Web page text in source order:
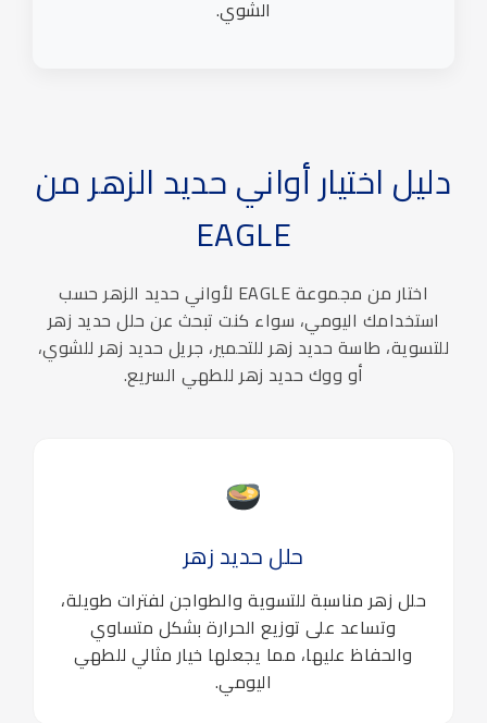
اختيار أواني حديد الزهر من
EAGLE
اختار من مجموعة EAGLE لأواني حديد الزهر حسب
اليومي، سواء كنت تبحث عن حلل حديد زهر
طاسة حديد زهر للتحمير، جريل حديد زهر للشوي،
أو ووك حديد زهر للطهي السريع.
حلل حديد زهر
حلل زهر مناسبة للتسوية والطواجن لفترات طويلة،
وتساعد على توزيع الحرارة بشكل متساوي
والحفاظ عليها، مما يجعلها خيار مثالي للطهي